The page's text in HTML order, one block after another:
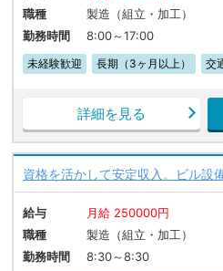
職種
製造（組立・加工）
勤務時間
8:00～17:00
未経験歓迎 長期（3ヶ月以上） 交
詳細を見る
資格を活かして安定収入。ビル設
給与
月給 250000円
職種
製造（組立・加工）
勤務時間
8:30～8:30